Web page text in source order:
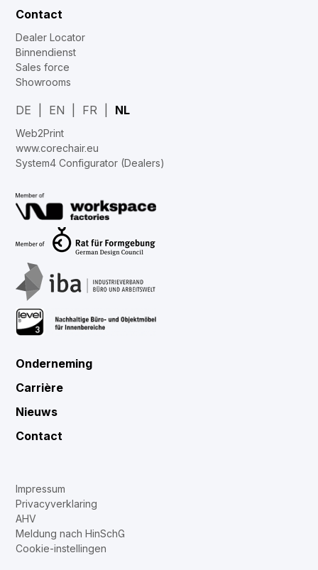
Contact
Dealer Locator
Binnendienst
Sales force
Showrooms
DE EN FR NL
Web2Print
www.corechair.eu
System4 Configurator (Dealers)
Onderneming
Carrière
Nieuws
Contact
Impressum
Privacyverklaring
AHV
Meldung nach HinSchG
Cookie‑instellingen